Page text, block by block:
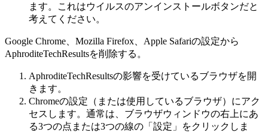
ます。これはウイルスのアンインストールボタンだと
考えてください。
Google Chrome、Mozilla Firefox、Apple Safariの設定から
AphroditeTechResultsを削除する。
AphroditeTechResultsの影響を受けているブラウザを開
きます。
Chromeの設定（または使用しているブラウザ）にアク
セスします。通常は、ブラウザウィンドウの右上にあ
る3つの点または3つの線の「設定」をクリックしま